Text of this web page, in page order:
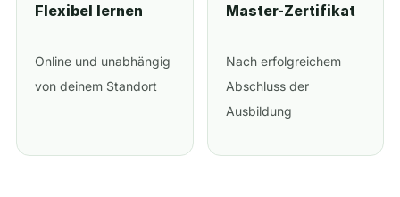
Flexibel lernen
Online und unabhängig
von deinem Standort
Master-Zertifikat
Nach erfolgreichem
Abschluss der
Ausbildung